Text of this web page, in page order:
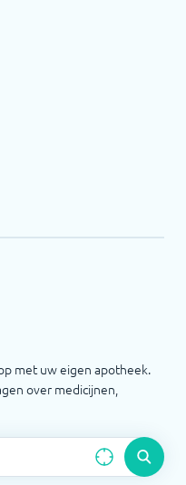
met uw eigen apotheek.
over medicijnen,